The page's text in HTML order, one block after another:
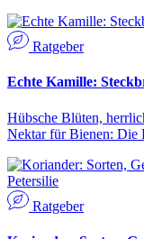
Ratgeber
Echte Kamille:
Hübsche Blüten,
Nektar für Bienen:
Ratgeber